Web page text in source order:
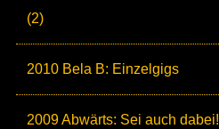
(2)
2010 Bela B: Einzelgigs
2009 Abwärts: Sei auch dabei!